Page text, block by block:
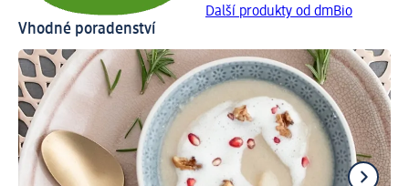
Další produkty od dmBio
Vhodné poradenství